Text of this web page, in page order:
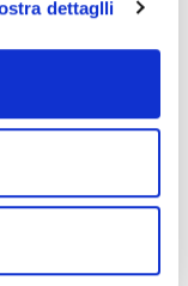
dettaglli
il nostro gusto, per
Jeep.
è quello di